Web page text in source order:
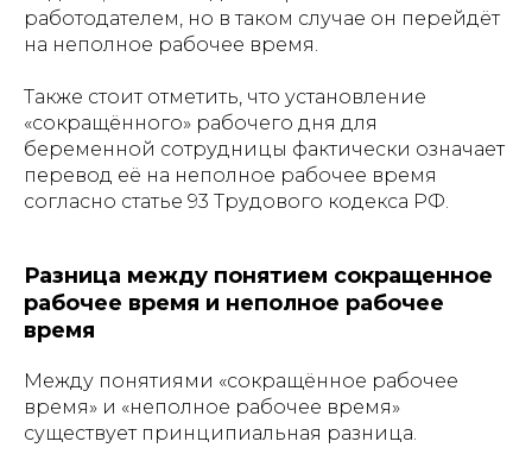
работодателем, но в таком случае он перейдёт
на неполное рабочее время.
Также стоит отметить, что установление
«сокращённого» рабочего дня для
беременной сотрудницы фактически означает
перевод её на неполное рабочее время
согласно статье 93 Трудового кодекса РФ.
Разница между понятием сокращенное
рабочее время и неполное рабочее
время
Между понятиями «сокращённое рабочее
время» и «неполное рабочее время»
существует принципиальная разница.